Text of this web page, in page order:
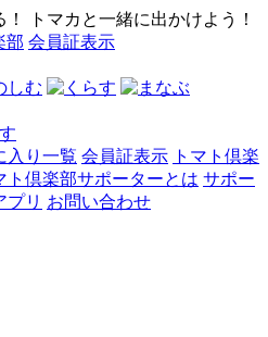
トマカと一緒に出かけよう！
会員証表示
入り一覧 会員証表示 トマト倶楽
ト倶楽部サポーターとは サポー
プリ お問い合わせ